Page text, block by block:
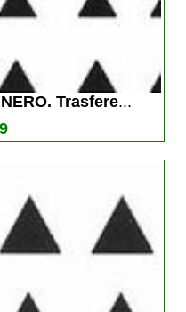
Trasfere...